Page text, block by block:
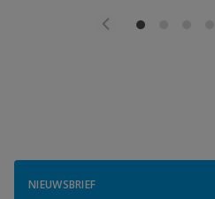
NIEUWSBRIEF